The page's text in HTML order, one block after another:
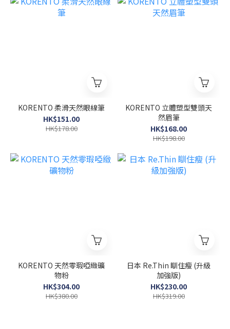
KORENTO 柔滑天然眼線筆
HK$151.00
HK$178.00
KORENTO 立體塑型雙頭天
然眉筆
HK$168.00
HK$198.00
KORENTO 天然零瑕啞緻礦
物粉
HK$304.00
HK$380.00
日本 Re.Thin 瞓住瘦 (升級
加強版)
HK$230.00
HK$319.00